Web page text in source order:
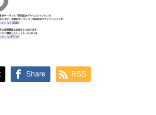
Share RSS